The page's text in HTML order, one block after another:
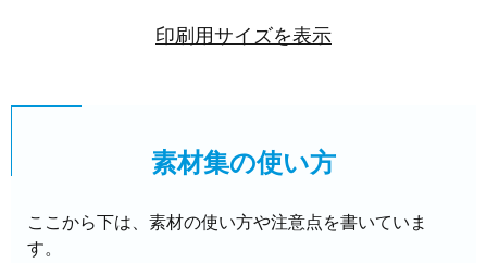
印刷用サイズを表示
素材集の使い方
ここから下は、素材の使い方や注意点を書いていま
す。